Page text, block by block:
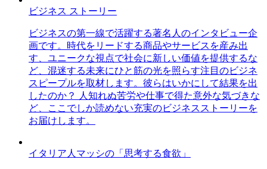
ビジネス ストーリー
ビジネスの第一線で活躍する著名人のインタビュー企
画です。時代をリードする商品やサービスを産み出
す、ユニークな視点で社会に新しい価値を提供するな
ど、混迷する未来にひと筋の光を照らす注目のビジネ
スピープルを取材します。彼らはいかにして結果を出
したのか？ 人知れぬ苦労や仕事で得た意外な気づきな
ど、ここでしか読めない充実のビジネスストーリーを
お届けします。
イタリア人マッシの「思考する食欲」